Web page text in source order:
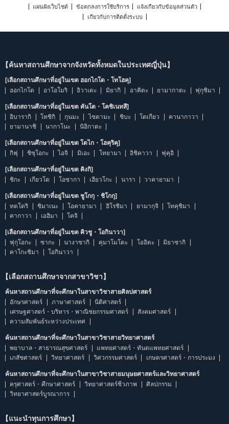
แผนผังเว็บไซต์
ข้อตกลงการใช้บริการ
แจ้งเกี่ยวกับข้อมูลส่วนตัว
เกี่ยวกับการติดตั้งระบบ
【ค้นหาสถานศึกษาจากจังหวัดทั้งหมดในประเทศญี่ปุ่น】
[เลือกสถานศึกษาที่อยู่ในเขต ฮอกไกโด・โทโฮคุ]
ฮอกไกโด
อาโอโมริ อิวาเตะ มิยากิ อาคิตะ ยามากาตะ ฟุกุชิมา
[เลือกสถานศึกษาที่อยู่ในเขต คันโต・โคชิเนทสึ]
อิบารากิ
โทชิกิ กุนมะ ไซตามะ ชิบะ โตเกียว
คานากาวา
ยามานาชิ
นากาโนะ นิอิกาตะ
[เลือกสถานศึกษาที่อยู่ในเขต โตไก・โฮคุริคุ]
กิฟุ
ชิซุโอกะ ไอจิ มิเอะ โทยามา อิชิคาวา ฟุคุอิ
[เลือกสถานศึกษาที่อยู่ในเขต คิงกิ]
ชิกะ
เกียวโต โอซากา เฮียวโกะ นารา วาคายามา
[เลือกสถานศึกษาที่อยู่ในเขต ชูโกกุ・ชิโกกุ]
ทตโตริ
ชิมาเนะ โอคายามา ฮิโรชิมา ยามากุจิ
โทคุชิมา
คากาวา
เอฮิมา โคจิ
[เลือกสถานศึกษาที่อยู่ในเขต คิวชู・โอกินาวา]
ฟุกุโอกะ
ซากะ นางาซากิ คุมาโมโตะ โออิตะ
มิยาซากิ
คาโกะชิมา
โอกินาวา
【เลือกสถานศึกษาจากสาขาวิชา】
ค้นหาสถานศึกษาที่จะศึกษาในสาขาวิชาสายศิลปศาสตร์
อักษรศาสตร์
ภาษาศาสตร์
นิติศาสตร์
เศรษฐศาสตร์・บริหาร・พาณิชยกรรมศาสตร์
สังคมศาสตร์
ความสัมพันธ์ระหว่างประเทศ
ค้นหาสถานศึกษาที่จะศึกษาในสาขาวิชาสายวิทยาศาสตร์
พยาบาล・สาธารณสุขศาสตร์
แพทยศาสตร์・ทันตแพทยศาสตร์
เภสัชศาสตร์
วิทยาศาสตร์ วิศวกรรมศาสตร์ เกษตรศาสตร์・การประมง
ค้นหาสถานศึกษาที่จะศึกษาในสาขาวิชาสายมนุษยศาสตร์และวิทยาศาสตร์
ครุศาสตร์・ศึกษาศาสตร์
วิทยาศาสตร์ชีวภาพ
ศิลปกรรม
วิทยาศาสตร์บูรณาการ
【แนะนำทุนการศึกษา】